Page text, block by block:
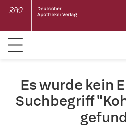
Es wurde kein
Suchbegriff